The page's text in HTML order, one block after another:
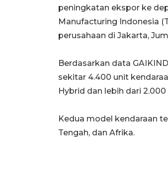
peningkatan ekspor ke
Manufacturing Indonesia
perusahaan di Jakarta,
Berdasarkan data
sekitar 4.400 unit
Hybrid dan lebih dari
Kedua model kendaraan
Tengah, dan Afrika.